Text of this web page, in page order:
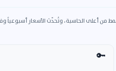
من أعلى الحاسبة، وتُحدّث الأسعار أسبوعياً
🔑